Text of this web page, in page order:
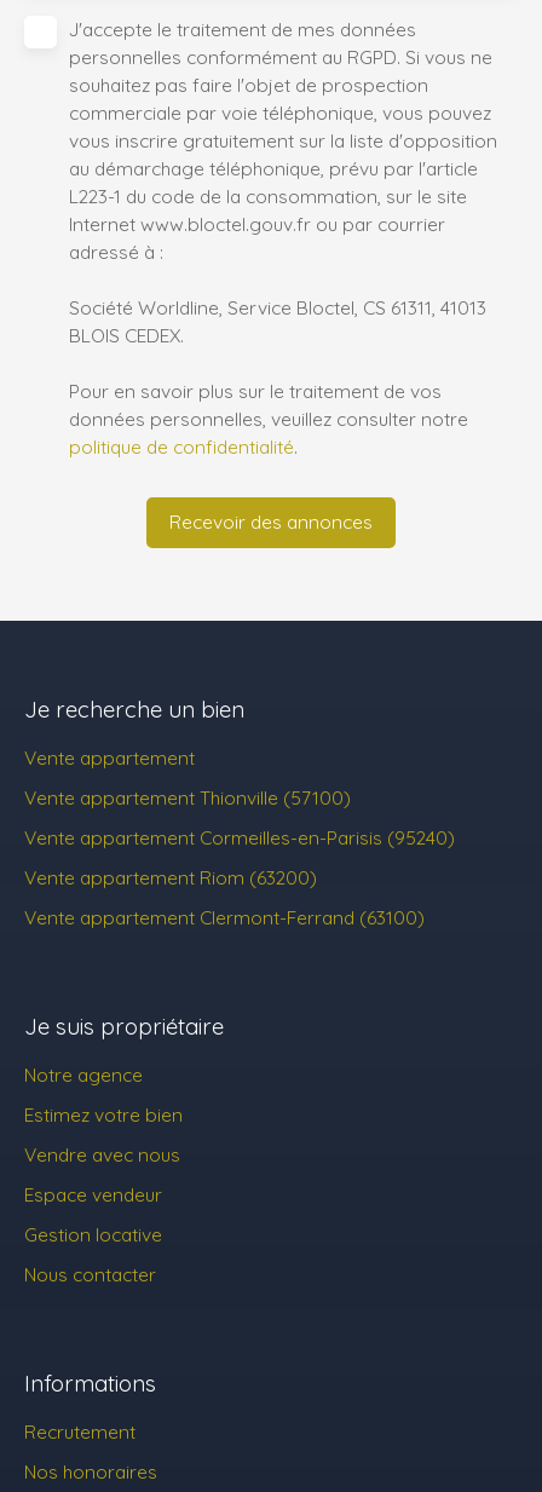
J'accepte le traitement de mes données
personnelles conformément au RGPD. Si vous ne
souhaitez pas faire l'objet de prospection
commerciale par voie téléphonique, vous pouvez
vous inscrire gratuitement sur la liste d'opposition
au démarchage téléphonique, prévu par l'article
L223-1 du code de la consommation, sur le site
Internet www.bloctel.gouv.fr ou par courrier
adressé à :
Société Worldline, Service Bloctel, CS 61311, 41013
BLOIS CEDEX.
Pour en savoir plus sur le traitement de vos
données personnelles, veuillez consulter notre
politique de confidentialité.
Recevoir des annonces
Je recherche un bien
Vente appartement
Vente appartement Thionville (57100)
Vente appartement Cormeilles-en-Parisis (95240)
Vente appartement Riom (63200)
Vente appartement Clermont-Ferrand (63100)
Je suis propriétaire
Notre agence
Estimez votre bien
Vendre avec nous
Espace vendeur
Gestion locative
Nous contacter
Informations
Recrutement
Nos honoraires